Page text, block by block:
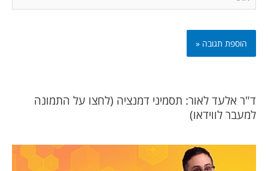
ד"ר אלעד לאור: תסמיני דמנציה (לחצו על התמונה
למעבר לווידאו)